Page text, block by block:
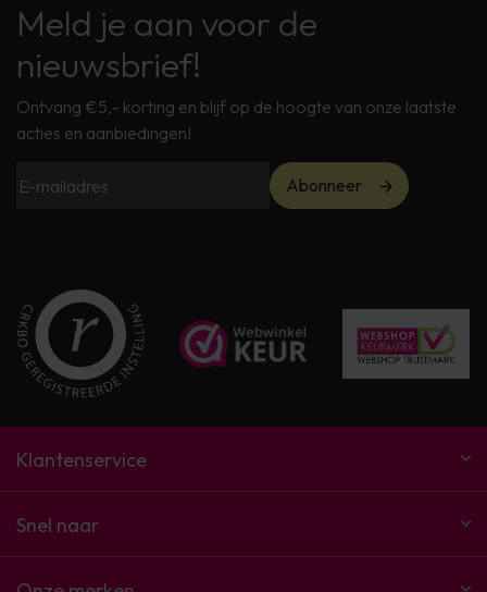
Meld je aan voor de
nieuwsbrief!
Ontvang €5,- korting en blijf op de hoogte van onze laatste
acties en aanbiedingen!
Abonneer
Klantenservice
Snel naar